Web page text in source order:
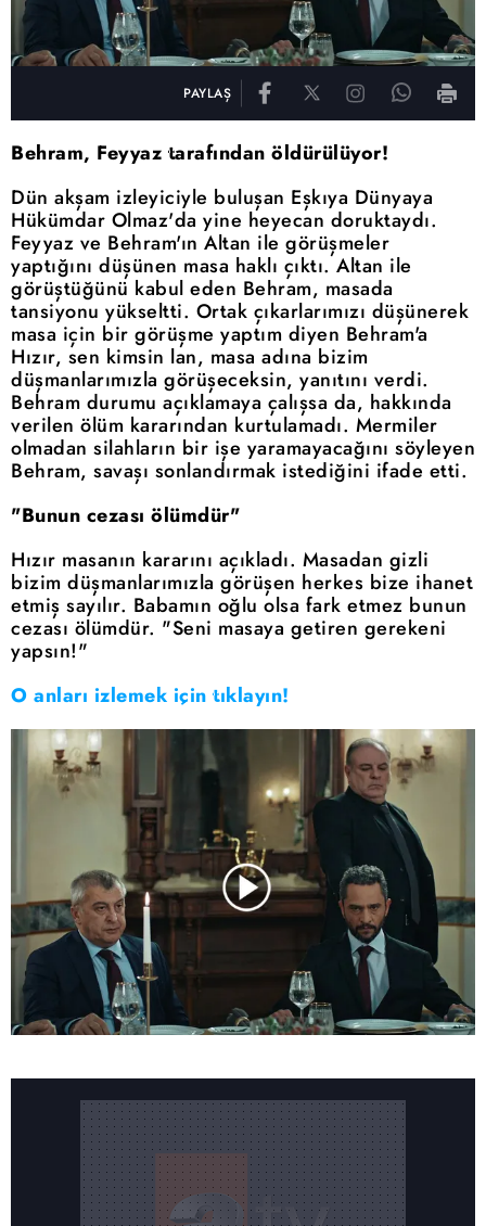
PAYLAŞ
Behram, Feyyaz tarafından öldürülüyor!
Dün akşam izleyiciyle buluşan Eşkıya Dünyaya
Hükümdar Olmaz'da yine heyecan doruktaydı.
Feyyaz ve Behram'ın Altan ile görüşmeler
yaptığını düşünen masa haklı çıktı. Altan ile
görüştüğünü kabul eden Behram, masada
tansiyonu yükseltti. Ortak çıkarlarımızı düşünerek
masa için bir görüşme yaptım diyen Behram'a
Hızır, sen kimsin lan, masa adına bizim
düşmanlarımızla görüşeceksin, yanıtını verdi.
Behram durumu açıklamaya çalışsa da, hakkında
verilen ölüm kararından kurtulamadı. Mermiler
olmadan silahların bir işe yaramayacağını söyleyen
Behram, savaşı sonlandırmak istediğini ifade etti.
"Bunun cezası ölümdür"
Hızır masanın kararını açıkladı. Masadan gizli
bizim düşmanlarımızla görüşen herkes bize ihanet
etmiş sayılır. Babamın oğlu olsa fark etmez bunun
cezası ölümdür. "Seni masaya getiren gerekeni
yapsın!"
O anları izlemek için tıklayın!